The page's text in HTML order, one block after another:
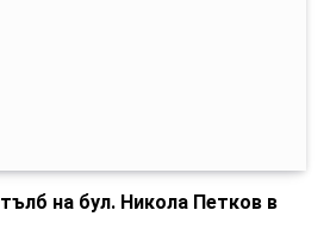
на бул. Никола Петков в